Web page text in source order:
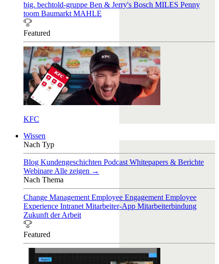
big. bechtold-gruppe Ben & Jerry's Bosch MILES Penny
toom Baumarkt MAHLE
Featured
KFC
Wissen
Nach Typ
Blog Kundengeschichten Podcast Whitepapers & Berichte
Webinare Alle zeigen →
Nach Thema
Change Management Employee Engagement Employee
Experience Intranet Mitarbeiter-App Mitarbeiterbindung
Zukunft der Arbeit
Featured